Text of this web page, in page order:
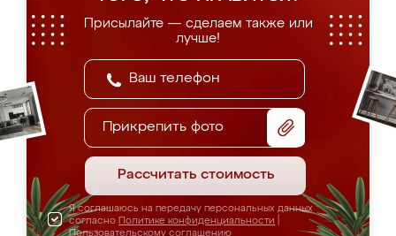
Присылайте — сделаем также или
лучше!
Прикрепить фото
Рассчитать стоимость
Я соглашаюсь на передачу персональных данных
согласно Политике конфиденциальности
Пользовательскому соглашению